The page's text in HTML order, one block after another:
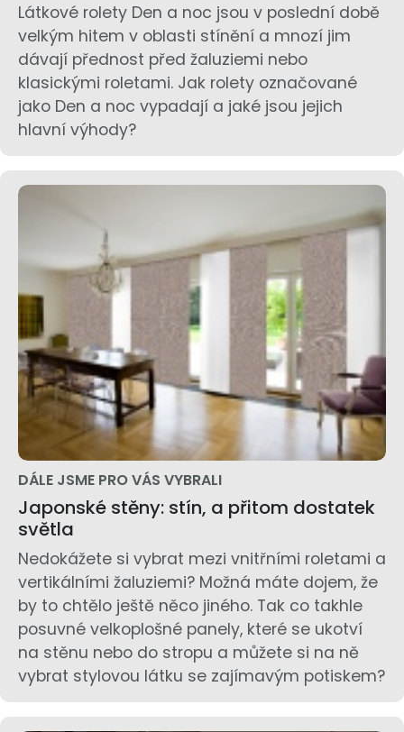
Látkové rolety Den a noc jsou v poslední době
velkým hitem v oblasti stínění a mnozí jim
dávají přednost před žaluziemi nebo
klasickými roletami. Jak rolety označované
jako Den a noc vypadají a jaké jsou jejich
hlavní výhody?
DÁLE JSME PRO VÁS VYBRALI
Japonské stěny: stín, a přitom dostatek
světla
Nedokážete si vybrat mezi vnitřními roletami a
vertikálními žaluziemi? Možná máte dojem, že
by to chtělo ještě něco jiného. Tak co takhle
posuvné velkoplošné panely, které se ukotví
na stěnu nebo do stropu a můžete si na ně
vybrat stylovou látku se zajímavým potiskem?